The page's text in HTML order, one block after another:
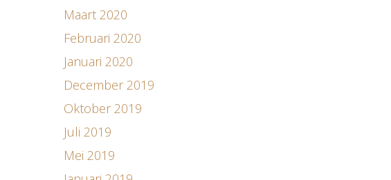
Maart 2020
Februari 2020
Januari 2020
December 2019
Oktober 2019
Juli 2019
Mei 2019